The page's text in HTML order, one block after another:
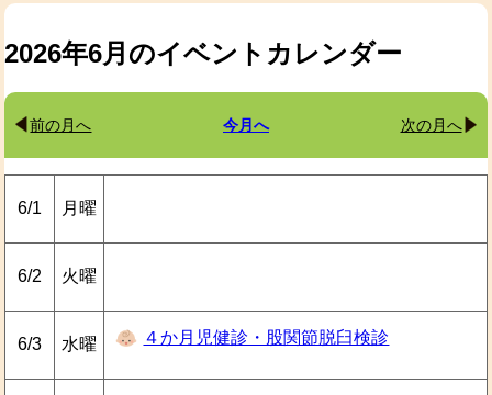
2026年6月のイベントカレンダー
前の月へ 今月へ 次の月へ
6/1 月曜
6/2 火曜
6/3 水曜 ４か月児健診・股関節脱臼検診